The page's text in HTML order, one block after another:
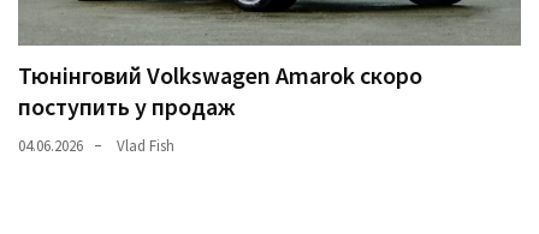
Тюнінговий Volkswagen Amarok скоро
поступить у продаж
04.06.2026 Vlad Fish